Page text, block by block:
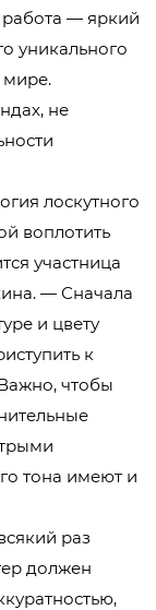
— яркий
уникального
мире.
не
лоскутного
воплотить
участница
— Сначала
и цвету
к
чтобы
тона имеют и
раз
должен